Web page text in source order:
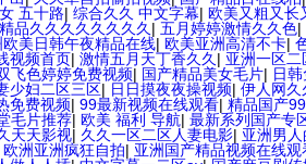
五十路| 综合久久 中文字幕| 欧美又粗又长
品久久久久久久久久 | 五月婷婷激情久久色|
欧美日韩午夜精品在线| 欧美亚洲高清不卡|
视频首页| 激情五月天丁香久久 | 亚洲一区
飞色婷婷免费视频| 国产精品美女毛片| 日
少妇二区三区| 日日摸夜夜操视频| 伊人网久
免费视频| 99最新视频在线观看| 精品国产
毛片推荐| 欧美 福利 导航| 最新系列国产专
天天影视| 久久一区二区人妻电影| 亚洲男
欧洲亚洲疯狂自拍| 亚洲国产精品视频在线观